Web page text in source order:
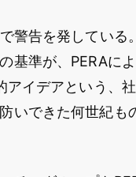
警告を発している
基準が、PERAに
イデアという、
いできた何世紀も